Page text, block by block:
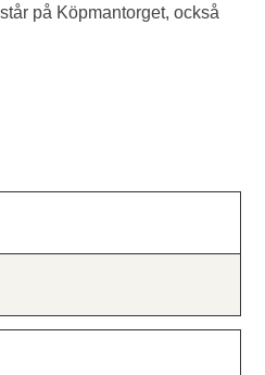
på Köpmantorget, också